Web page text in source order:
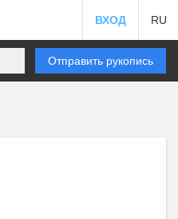
ВХОД RU
Отправить рукопись